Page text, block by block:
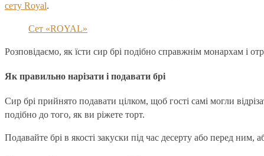
сету Roy­al.
Сет «ROYAL»
Розповідаємо, як їсти сир брі подібно справжнім монархам і
Як правильно нарізати і подавати брі
Сир брі прийнято подавати цілком, щоб гості самі могли
подібно до того, як ви ріжете торт.
Подавайте брі в якості закуски під час десерту або перед